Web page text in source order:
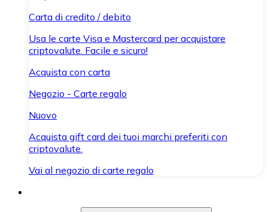
Carta di credito / debito
Usa le carte Visa e Mastercard per acquistare
criptovalute. Facile e sicuro!
Acquista con carta
Negozio - Carte regalo
Nuovo
Acquista gift card dei tuoi marchi preferiti con
criptovalute.
Vai al negozio di carte regalo